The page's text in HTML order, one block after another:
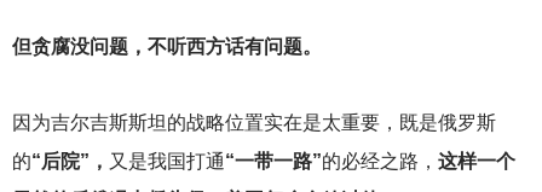
但贪腐没问题，不听西方话有问题。
因为吉尔吉斯斯坦的战略位置实在是太重要，既是俄罗斯
的“后院”， 又是我国打通“一带一路”的必经之路， 这样一个